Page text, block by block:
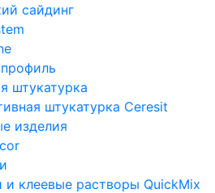
сайдинг
штукатурка
штукатурка Ceresit
изделия
и клеевые растворы QuickMix